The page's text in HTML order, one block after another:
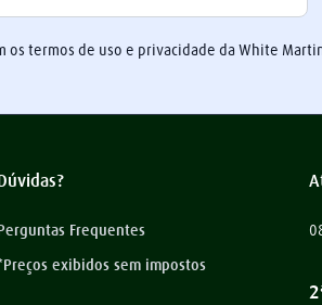
os termos de uso e privacidade da White
Frequentes
exibidos sem impostos